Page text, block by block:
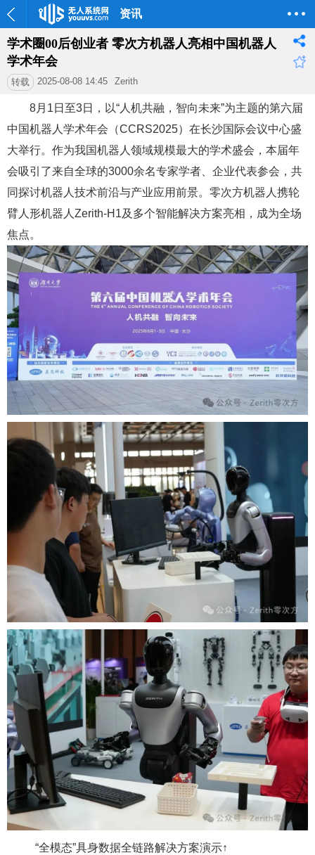
资讯
学术圈00后创业者 零次方机器人亮相中国机器人
学术年会
转载 2025-08-08 14:45 Zerith
8月1日至3日，以“人机共融，智向未来”为主题的第六届
中国机器人学术年会（CCRS2025）在长沙国际会议中心盛
大举行。作为我国机器人领域规模最大的学术盛会，本届年
会吸引了来自全球的3000余名专家学者、企业代表参会，共
同探讨机器人技术前沿与产业应用前景。零次方机器人携轮
臂人形机器人Zerith-H1及多个智能解决方案亮相，成为全场
焦点。
“全模态”具身数据全链路解决方案演示↑